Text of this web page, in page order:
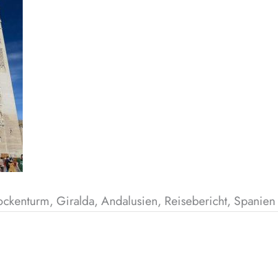
Giralda, Andalusien, Reisebericht, Spanien